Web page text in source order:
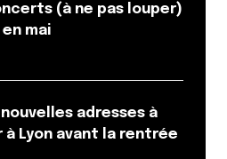
(à ne pas louper)
en mai
nouvelles adresses à
Lyon avant la rentrée